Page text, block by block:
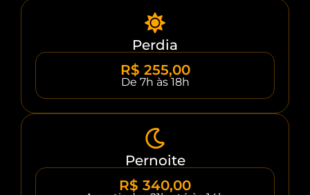
Perdia
R$ 255,00
De 7h às 18h
Pernoite
R$ 340,00